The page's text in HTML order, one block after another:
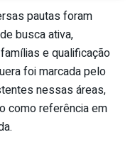
pautas foram
busca ativa,
e qualificação
foi marcada pelo
nessas áreas,
como referência em